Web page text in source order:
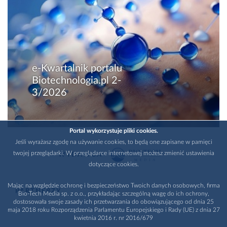
e-Kwartalnik portalu
Biotechnologia.pl 2-
3/2026
WYDAWCA
PARTNERZY
Portal wykorzystuje pliki cookies.
Jeśli wyrażasz zgodę na używanie cookies, to będą one zapisane w pamięci
twojej przeglądarki. W przeglądarce internetowej możesz zmienić ustawienia
dotyczące cookies.
Mając na względzie ochronę i bezpieczeństwo Twoich danych osobowych, firma
Bio-Tech Media sp. z o.o., przykładając szczególną wagę do ich ochrony,
dostosowała swoje zasady ich przetwarzania do obowiązującego od dnia 25
maja 2018 roku Rozporządzenia Parlamentu Europejskiego i Rady (UE) z dnia 27
kwietnia 2016 r. nr 2016/679